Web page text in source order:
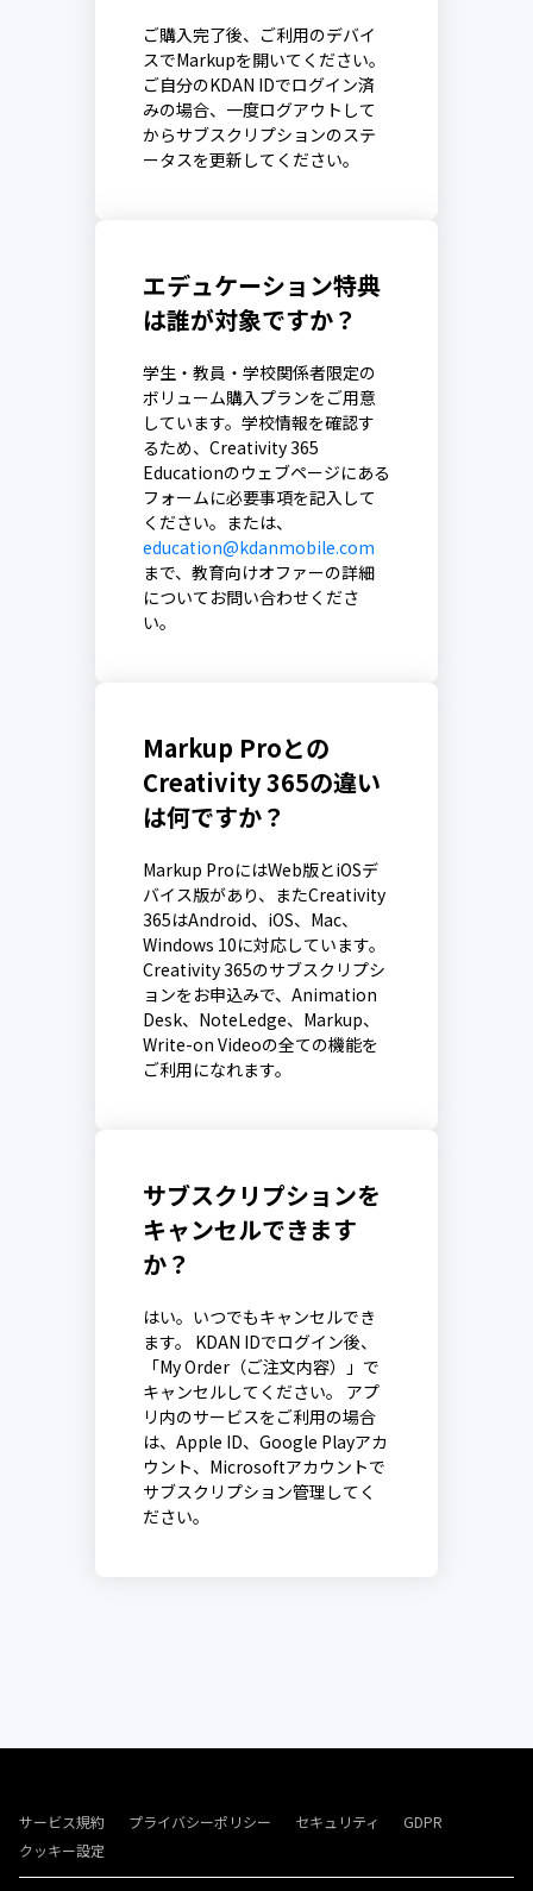
ご購入完了後、ご利用のデバイ
スでMarkupを開いてください。
ご自分のKDAN IDでログイン済
みの場合、一度ログアウトして
からサブスクリプションのステ
ータスを更新してください。
エデュケーション特典
は誰が対象ですか？
学生・教員・学校関係者限定の
ボリューム購入プランをご用意
しています。学校情報を確認す
るため、Creativity 365
Educationのウェブページにある
フォームに必要事項を記入して
ください。または、
education@kdanmobile.com
まで、教育向けオファーの詳細
についてお問い合わせくださ
い。
Markup Proとの
Creativity 365の違い
は何ですか？
Markup ProにはWeb版とiOSデ
バイス版があり、またCreativity
365はAndroid、iOS、Mac、
Windows 10に対応しています。
Creativity 365のサブスクリプシ
ョンをお申込みで、Animation
Desk、NoteLedge、Markup、
Write-on Videoの全ての機能を
ご利用になれます。
サブスクリプションを
キャンセルできます
か？
はい。いつでもキャンセルでき
ます。 KDAN IDでログイン後、
「My Order（ご注文内容）」で
キャンセルしてください。 アプ
リ内のサービスをご利用の場合
は、Apple ID、Google Playアカ
ウント、Microsoftアカウントで
サブスクリプション管理してく
ださい。
サービス規約 プライバシーポリシー セキュリティ
GDPR
クッキー設定